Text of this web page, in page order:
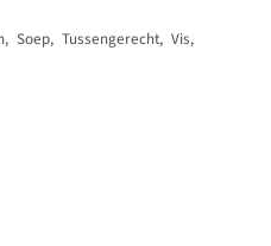
, Soep, Tussengerecht, Vis,